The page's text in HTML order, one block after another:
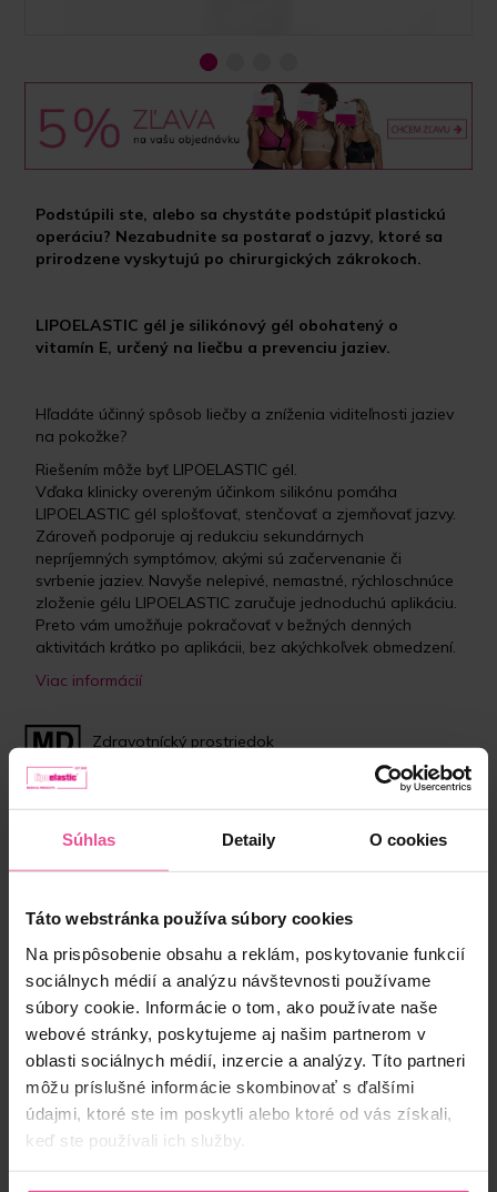
Súhlas Detaily O cookies
Táto webstránka používa súbory cookies
Na prispôsobenie obsahu a reklám, poskytovanie funkcií
sociálnych médií a analýzu návštevnosti používame
súbory cookie. Informácie o tom, ako používate naše
webové stránky, poskytujeme aj našim partnerom v
oblasti sociálnych médií, inzercie a analýzy. Títo partneri
môžu príslušné informácie skombinovať s ďalšími
údajmi, ktoré ste im poskytli alebo ktoré od vás získali,
keď ste používali ich služby.
Podstúpili ste, alebo sa chystáte podstúpiť plastickú
operáciu? Nezabudnite sa postarať o jazvy, ktoré sa
prirodzene vyskytujú po chirurgických zákrokoch.
LIPOELASTIC gél je silikónový gél obohatený o
vitamín E, určený na liečbu a prevenciu jaziev.
Hľadáte účinný spôsob liečby a zníženia viditeľnosti jaziev
na pokožke?
Riešením môže byť LIPOELASTIC gél.
Vďaka klinicky overeným účinkom silikónu pomáha
LIPOELASTIC gél splošťovať, stenčovať a zjemňovať jazvy.
Zároveň podporuje aj redukciu sekundárnych
nepríjemných symptómov, akými sú začervenanie či
svrbenie jaziev. Navyše nelepivé, nemastné, rýchloschnúce
zloženie gélu LIPOELASTIC zaručuje jednoduchú aplikáciu.
Preto vám umožňuje pokračovať v bežných denných
aktivitách krátko po aplikácii, bez akýchkoľvek obmedzení.
Viac informácií
Zdravotnícký prostriedok
Veľkosť:
Skladom
20,90 €
- + Vložiť do košíka